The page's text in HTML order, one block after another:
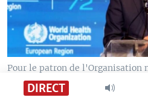
DIRECT
Pour le patron de l'Organisation
Tedros Adhanom Ghebreyesus.